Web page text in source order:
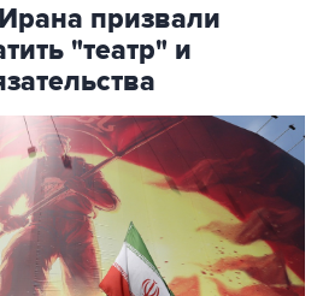
призвали
"театр" и